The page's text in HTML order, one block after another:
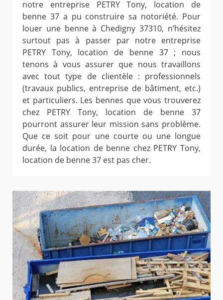
notre entreprise PETRY Tony, location de
benne 37 a pu construire sa notoriété. Pour
louer une benne à Chedigny 37310, n’hésitez
surtout pas à passer par notre entreprise
PETRY Tony, location de benne 37 ; nous
tenons à vous assurer que nous travaillons
avec tout type de clientèle : professionnels
(travaux publics, entreprise de bâtiment, etc.)
et particuliers. Les bennes que vous trouverez
chez PETRY Tony, location de benne 37
pourront assurer leur mission sans problème.
Que ce soit pour une courte ou une longue
durée, la location de benne chez PETRY Tony,
location de benne 37 est pas cher.